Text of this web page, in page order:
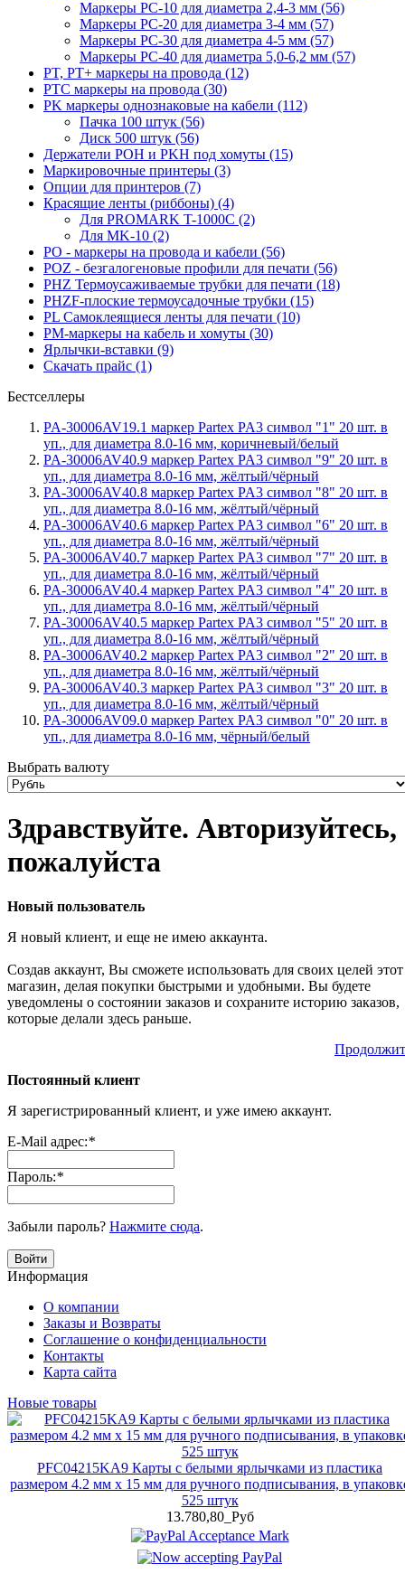
Маркеры PC-10 для диаметра 2,4-3 мм (56)
Маркеры PC-20 для диаметра 3-4 мм (57)
Маркеры PC-30 для диаметра 4-5 мм (57)
Маркеры PC-40 для диаметра 5,0-6,2 мм (57)
PT, PT+ маркеры на провода (12)
PTC маркеры на провода (30)
PK маркеры однознаковые на кабели (112)
Пачка 100 штук (56)
Диск 500 штук (56)
Держатели POH и PKH под хомуты (15)
Маркировочные принтеры (3)
Опции для принтеров (7)
Красящие ленты (риббоны) (4)
Для PROMARK T-1000C (2)
Для MK-10 (2)
PO - маркеры на провода и кабели (56)
POZ - безгалогеновые профили для печати (56)
PHZ Термоусаживаемые трубки для печати (18)
PHZF-плоские термоусадочные трубки (15)
PL Самоклеящиеся ленты для печати (10)
PM-маркеры на кабель и хомуты (30)
Ярлычки-вставки (9)
Скачать прайс (1)
Бестселлеры
PA-30006AV19.1 маркер Partex PA3 символ "1" 20 шт. в
уп., для диаметра 8.0-16 мм, коричневый/белый
PA-30006AV40.9 маркер Partex PA3 символ "9" 20 шт. в
уп., для диаметра 8.0-16 мм, жёлтый/чёрный
PA-30006AV40.8 маркер Partex PA3 символ "8" 20 шт. в
уп., для диаметра 8.0-16 мм, жёлтый/чёрный
PA-30006AV40.6 маркер Partex PA3 символ "6" 20 шт. в
уп., для диаметра 8.0-16 мм, жёлтый/чёрный
PA-30006AV40.7 маркер Partex PA3 символ "7" 20 шт. в
уп., для диаметра 8.0-16 мм, жёлтый/чёрный
PA-30006AV40.4 маркер Partex PA3 символ "4" 20 шт. в
уп., для диаметра 8.0-16 мм, жёлтый/чёрный
PA-30006AV40.5 маркер Partex PA3 символ "5" 20 шт. в
уп., для диаметра 8.0-16 мм, жёлтый/чёрный
PA-30006AV40.2 маркер Partex PA3 символ "2" 20 шт. в
уп., для диаметра 8.0-16 мм, жёлтый/чёрный
PA-30006AV40.3 маркер Partex PA3 символ "3" 20 шт. в
уп., для диаметра 8.0-16 мм, жёлтый/чёрный
PA-30006AV09.0 маркер Partex PA3 символ "0" 20 шт. в
уп., для диаметра 8.0-16 мм, чёрный/белый
Выбрать валюту
Здравствуйте. Авторизуйтесь,
пожалуйста
Новый пользователь
Я новый клиент, и еще не имею аккаунта.
Создав аккаунт, Вы сможете использовать для своих целей этот
магазин, делая покупки быстрыми и удобными. Вы будете
уведомлены о состоянии заказов и сохраните историю заказов,
которые делали здесь раньше.
Постоянный клиент
Я зарегистрированный клиент, и уже имею аккаунт.
E-Mail адрес:*
Пароль:*
Забыли пароль? Нажмите сюда.
Войти
Информация
О компании
Заказы и Возвраты
Соглашение о конфиденциальности
Контакты
Карта сайта
Новые товары
PFC04215KA9 Карты с белыми ярлычками из пластика
размером 4.2 мм x 15 мм для ручного подписывания, в
525 штук
13.780,80_Руб